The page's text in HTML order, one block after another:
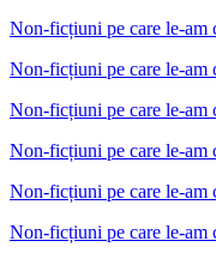
Non-ficțiuni pe care le-am
Non-ficțiuni pe care le-am
Non-ficțiuni pe care le-am
Non-ficțiuni pe care le-am
Non-ficțiuni pe care le-am
Non-ficțiuni pe care le-am